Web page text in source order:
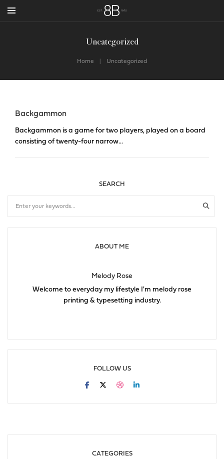
Uncategorized
Home Uncategorized
Backgammon
Backgammon is a game for two players, played on a board
consisting of twenty-four narrow...
SEARCH
ABOUT ME
Melody Rose
Welcome to everyday my lifestyle I'm melody rose
printing & typesetting industry.
FOLLOW US
CATEGORIES